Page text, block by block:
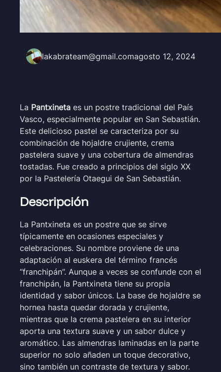
lakabrateam@gmail.comagosto 12, 2024
La Pantxineta es un postre tradicional del País
Vasco, especialmente popular en San Sebastián.
Este delicioso pastel se caracteriza por su
combinación de hojaldre crujiente, crema
pastelera suave y una cobertura de almendras
tostadas. Fue creado a principios del siglo XX
por la Pastelería Otaegui de San Sebastián.
Descripción
La Pantxineta es un postre que se sirve
típicamente en ocasiones especiales y
celebraciones. Su nombre proviene de una
adaptación al euskera del término francés
“franchipán”. Aunque a veces se confunde con el
franchipán, la Pantxineta tiene su propia
identidad y sabor únicos. La base de hojaldre se
hornea hasta quedar dorada y crujiente,
mientras que la crema pastelera en su interior
aporta una textura suave y un sabor dulce y
aromático. Las almendras laminadas en la parte
superior no solo añaden un toque decorativo,
sino también un contraste de textura y sabor.